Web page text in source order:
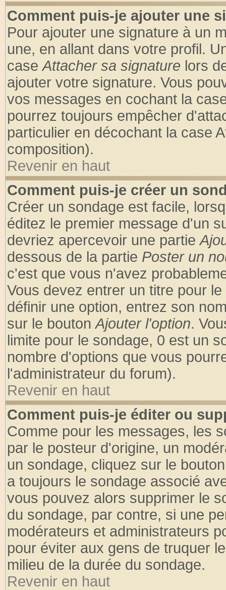
Comment puis-je ajouter une
Pour ajouter une signature à un
une, en allant dans votre profil.
caseAttacher sa signature lors
ajouter votre signature. Vous
vos messages en cochant la
pourrez toujours empêcher
particulier en décochant la case
composition).
Revenir en haut
Comment puis-je créer un
Créer un sondage est facile,
éditez le premier message d'un
devriez apercevoir une partie
dessous de la partie Poster un
c'est que vous n'avez
Vous devez entrer un titre pour
définir une option, entrez son
sur le boutonAjouter l'option.
limite pour le sondage, 0 est un
nombre d'options que vous
l'administrateur du forum).
Revenir en haut
Comment puis-je éditer ou
Comme pour les messages, les
par le posteur d'origine, un
un sondage, cliquez sur le
a toujours le sondage associé
vous pouvez alors supprimer le
du sondage, par contre, si une
modérateurs et administrateurs
pour éviter aux gens de truquer
milieu de la durée du sondage.
Revenir en haut